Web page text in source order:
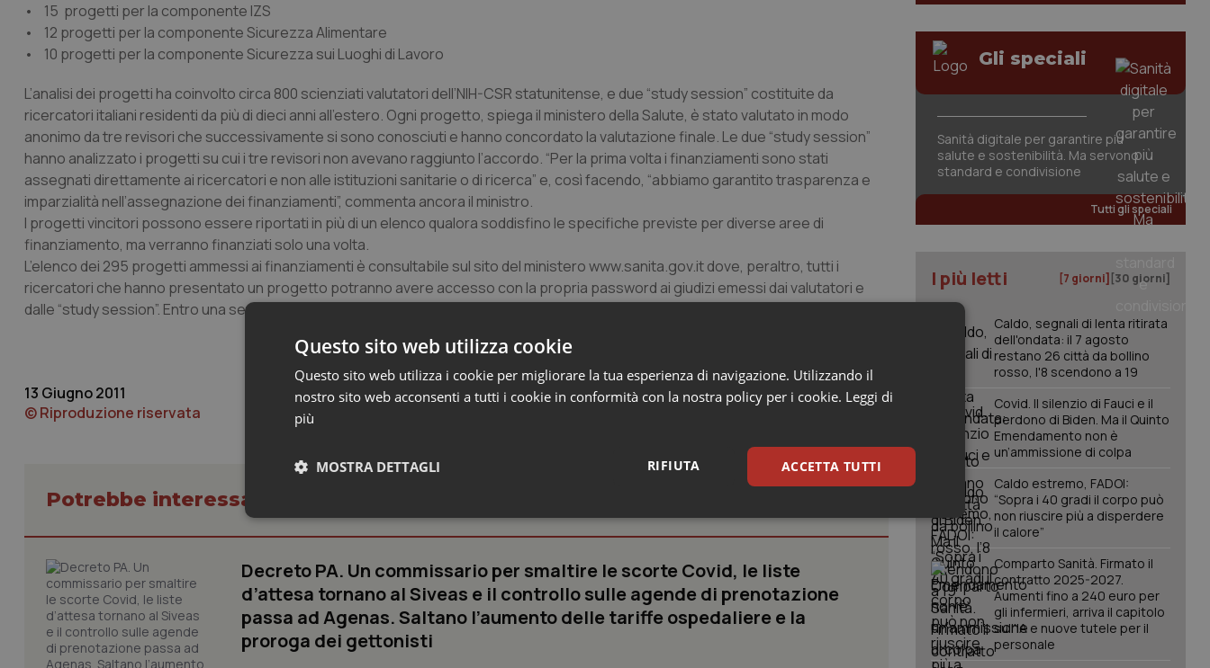
• 15 progetti per la componente IZS
• 12 progetti per la componente Sicurezza Alimentare
• 10 progetti per la componente Sicurezza sui Luoghi di Lavoro
L’analisi dei progetti ha coinvolto circa 800 scienziati valutatori dell’NIH-CSR statunitense, e due “study session” costituite da
ricercatori italiani residenti da più di dieci anni all’estero. Ogni progetto, spiega il ministero della Salute, è stato valutato in modo
anonimo da tre revisori che successivamente si sono conosciuti e hanno concordato la valutazione finale. Le due “study session”
hanno analizzato i progetti su cui i tre revisori non avevano raggiunto l’accordo. “Per la prima volta i finanziamenti sono stati
assegnati direttamente ai ricercatori e non alle istituzioni sanitarie o di ricerca” e, così facendo, “abbiamo garantito trasparenza e
imparzialità nell’assegnazione dei finanziamenti”, commenta ancora il ministro.
I progetti vincitori possono essere riportati in più di un elenco qualora soddisfino le specifiche previste per diverse aree di
finanziamento, ma verranno finanziati solo una volta.
L’elenco dei 295 progetti ammessi ai finanziamenti è consultabile sul sito del ministero www.sanita.gov.it dove, peraltro, tutti i
ricercatori che hanno presentato un progetto potranno avere accesso con la propria password ai giudizi emessi dai valutatori e
dalle “study session”. Entro una settimana saranno disponibili tutti i documenti e i verbali delle valutazioni.
13 Giugno 2011
© Riproduzione riservata
Potrebbe interessarti in Governo e Parlamento
Decreto PA. Un commissario per smaltire le scorte Covid, le liste
d’attesa tornano al Siveas e il controllo sulle agende di prenotazione
passa ad Agenas. Saltano l’aumento delle tariffe ospedaliere e la
proroga dei gettonisti
Gli speciali
Sanità digitale per garantire più
salute e sostenibilità. Ma servono
standard e condivisione
Tutti gli speciali
I più letti [7 giorni] [30 giorni]
Caldo, segnali di lenta ritirata
dell'ondata: il 7 agosto
restano 26 città da bollino
rosso, l'8 scendono a 19
Covid. Il silenzio di Fauci e il
perdono di Biden. Ma il Quinto
Emendamento non è
un’ammissione di colpa
Caldo estremo, FADOI:
“Sopra i 40 gradi il corpo può
non riuscire più a disperdere
il calore”
Comparto Sanità. Firmato il
contratto 2025-2027.
Aumenti fino a 240 euro per
gli infermieri, arriva il capitolo
sull'IA e nuove tutele per il
personale
Questo sito web utilizza cookie
Questo sito web utilizza i cookie per migliorare la tua esperienza di navigazione. Utilizzando il
nostro sito web acconsenti a tutti i cookie in conformità con la nostra policy per i cookie. Leggi di
più
ACCETTA TUTTI
RIFIUTA
MOSTRA DETTAGLI
Necessari Statistici Marketing